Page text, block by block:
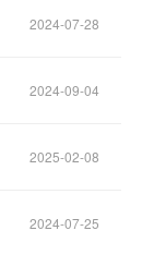
2024-07-28
2024-09-04
2025-02-08
2024-07-25